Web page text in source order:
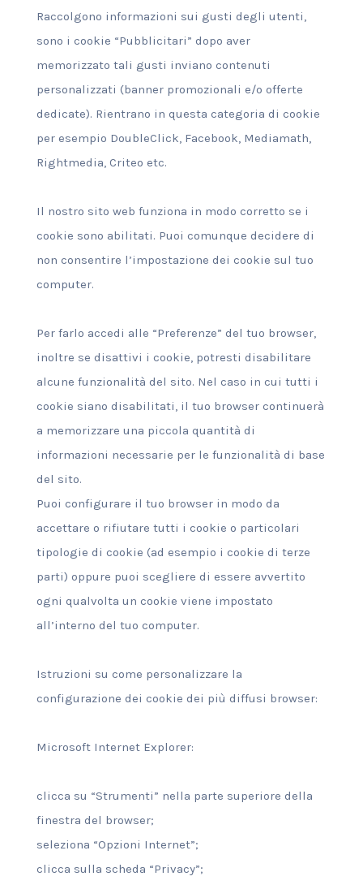
Raccolgono informazioni sui gusti degli utenti,
sono i cookie “Pubblicitari” dopo aver
memorizzato tali gusti inviano contenuti
personalizzati (banner promozionali e/o offerte
dedicate). Rientrano in questa categoria di cookie
per esempio DoubleClick, Facebook, Mediamath,
Rightmedia, Criteo etc.
Il nostro sito web funziona in modo corretto se i
cookie sono abilitati. Puoi comunque decidere di
non consentire l’impostazione dei cookie sul tuo
computer.
Per farlo accedi alle “Preferenze” del tuo browser,
inoltre se disattivi i cookie, potresti disabilitare
alcune funzionalità del sito. Nel caso in cui tutti i
cookie siano disabilitati, il tuo browser continuerà
a memorizzare una piccola quantità di
informazioni necessarie per le funzionalità di base
del sito.
Puoi configurare il tuo browser in modo da
accettare o rifiutare tutti i cookie o particolari
tipologie di cookie (ad esempio i cookie di terze
parti) oppure puoi scegliere di essere avvertito
ogni qualvolta un cookie viene impostato
all’interno del tuo computer.
Istruzioni su come personalizzare la
configurazione dei cookie dei più diffusi browser:
Microsoft Internet Explorer:
clicca su “Strumenti” nella parte superiore della
finestra del browser;
seleziona “Opzioni Internet”;
clicca sulla scheda “Privacy”;